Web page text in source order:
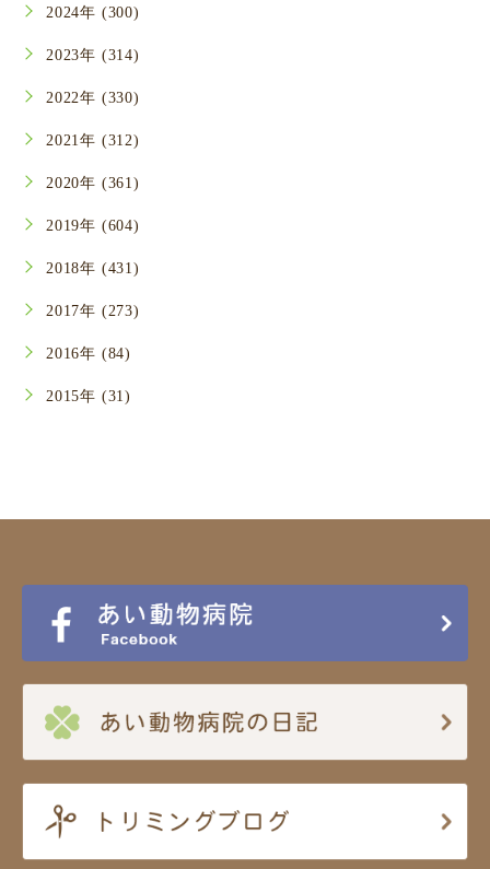
2024年 (300)
2023年 (314)
2022年 (330)
2021年 (312)
2020年 (361)
2019年 (604)
2018年 (431)
2017年 (273)
2016年 (84)
2015年 (31)